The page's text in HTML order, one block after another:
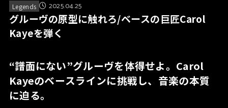
Legends 2025.04.25
グルーヴの原型に触れろ/ベースの巨匠Carol
Kayeを弾く
“譜面にない”グルーヴを体得せよ。 Carol
Kayeのベースラインに挑戦し、音楽の本質
に迫る。